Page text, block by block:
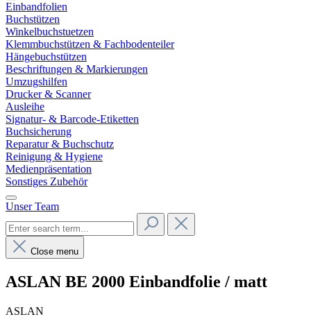
Einbandfolien
Buchstützen
Winkelbuchstuetzen
Klemmbuchstützen & Fachbodenteiler
Hängebuchstützen
Beschriftungen & Markierungen
Umzugshilfen
Drucker & Scanner
Ausleihe
Signatur- & Barcode-Etiketten
Buchsicherung
Reparatur & Buchschutz
Reinigung & Hygiene
Medienpräsentation
Sonstiges Zubehör
Unser Team
Close menu
ASLAN BE 2000 Einbandfolie / matt
ASLAN